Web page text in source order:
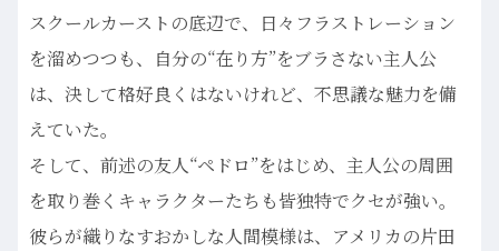
スクールカーストの底辺で、日々フラストレーション
を溜めつつも、自分の“在り方”をブラさない主人公
は、決して格好良くはないけれど、不思議な魅力を備
えていた。
そして、前述の友人“ペドロ”をはじめ、主人公の周囲
を取り巻くキャラクターたちも皆独特でクセが強い。
彼らが織りなすおかしな人間模様は、アメリカの片田